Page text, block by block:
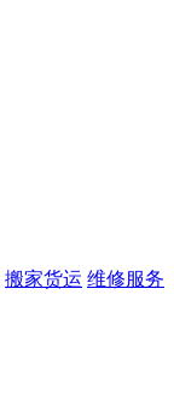
搬家货运 维修服务